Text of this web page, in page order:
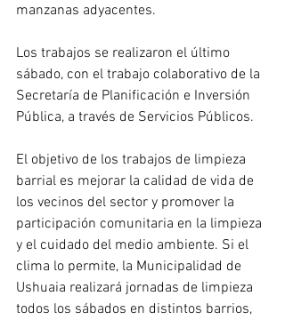
manzanas adyacentes.
Los trabajos se realizaron el último
sábado, con el trabajo colaborativo de la
Secretaría de Planificación e Inversión
Pública, a través de Servicios Públicos.
El objetivo de los trabajos de limpieza
barrial es mejorar la calidad de vida de
los vecinos del sector y promover la
participación comunitaria en la limpieza
y el cuidado del medio ambiente. Si el
clima lo permite, la Municipalidad de
Ushuaia realizará jornadas de limpieza
todos los sábados en distintos barrios,